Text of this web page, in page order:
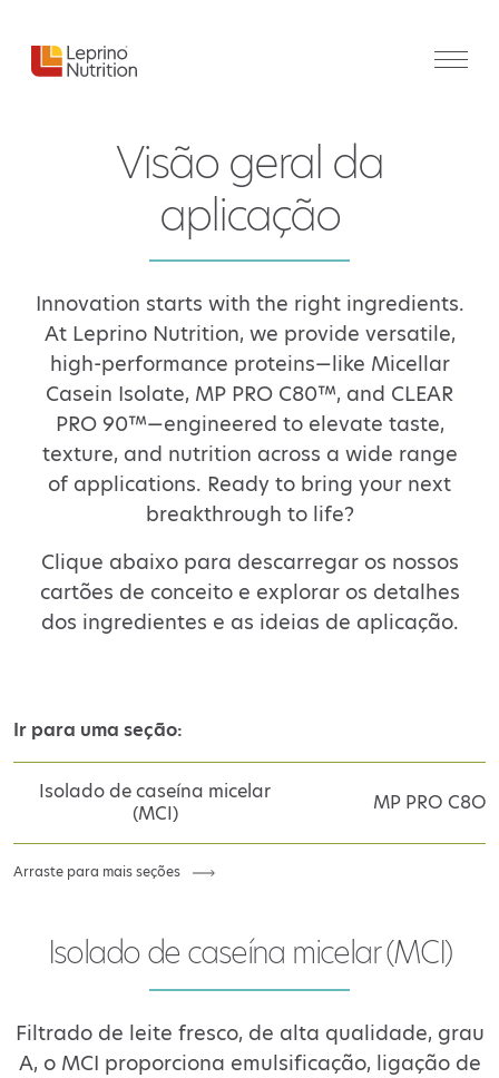
Visão geral da
aplicação
Innovation starts with the right ingredients.
At Leprino Nutrition, we provide versatile,
high-performance proteins—like Micellar
Casein Isolate, MP PRO C80™, and CLEAR
PRO 90™—engineered to elevate taste,
texture, and nutrition across a wide range
of applications. Ready to bring your next
breakthrough to life?
Clique abaixo para descarregar os nossos
cartões de conceito e explorar os detalhes
dos ingredientes e as ideias de aplicação.
Ir para uma seção:
Isolado de caseína micelar
(MCI)
MP PRO
Arraste para mais seções
Isolado de caseína micelar (MCI)
Filtrado de leite fresco, de alta qualidade, grau
A, o MCI proporciona emulsificação, ligação de